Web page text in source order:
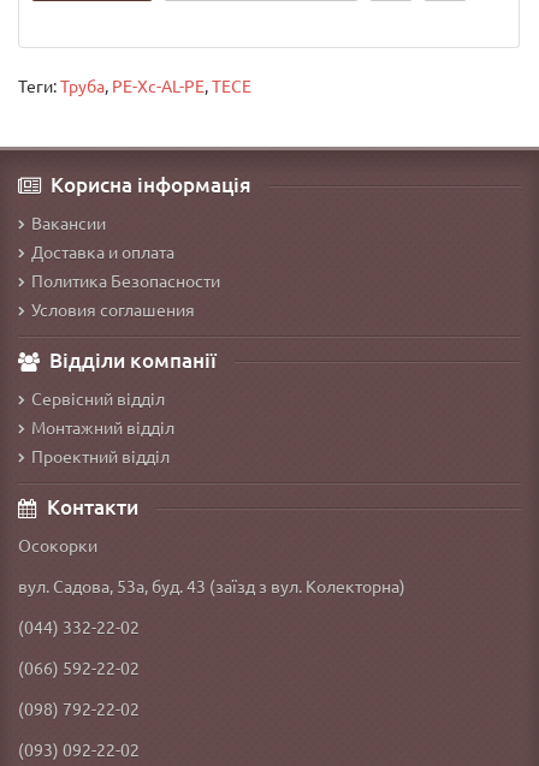
Теги:Труба, РЕ-Хс-АL-РЕ,TECE
Корисна інформація
Вакансии
Доставка и оплата
Политика Безопасности
Условия соглашения
Відділи компанії
Сервісний відділ
Монтажний відділ
Проектний відділ
Контакти
Осокорки
вул. Садова, 53а, буд. 43 (заїзд з вул. Колекторна)
(044) 332-22-02
(066) 592-22-02
(098) 792-22-02
(093) 092-22-02